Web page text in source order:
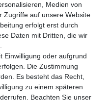
Medien von
Zugriffe auf unsere Website
erfolgt erst durch
Daten mit Dritten, die wir
Einwilligung oder aufgrund
Die Zustimmung
Es besteht das Recht,
zu einem späteren
Beachten Sie unser
Medien von
Zugriffe auf unsere Website
erfolgt erst durch
Daten mit Dritten, die wir
Einwilligung oder aufgrund
Die Zustimmung
Es besteht das Recht,
zu einem späteren
Beachten Sie unser